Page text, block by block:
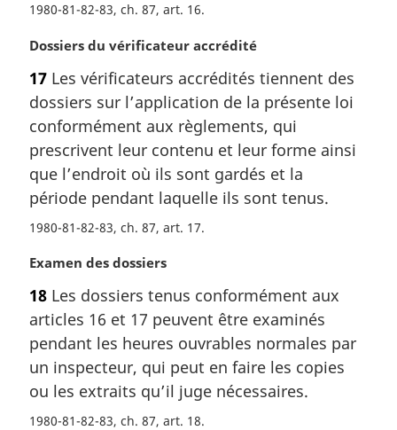
l
e
1980-81-82-83, ch. 87, art. 16
N
t
e
m
r
g
i
n
l
:
Dossiers du vérificateur accrédité
17 Les vérificateurs accrédités tiennent des
dossiers sur l’application de la présente loi
conformément aux règlements, qui
prescrivent leur contenu et leur forme ainsi
que l’endroit où ils sont gardés et la
période pendant laquelle ils sont tenus.
1980-81-82-83, ch. 87, art. 17
N
t
e
m
a
g
i
Examen des dossiers
18 Les dossiers tenus conformément aux
articles 16 et 17 peuvent être examinés
pendant les heures ouvrables normales par
un inspecteur, qui peut en faire les copies
ou les extraits qu’il juge nécessaires.
1980-81-82-83, ch. 87, art. 18